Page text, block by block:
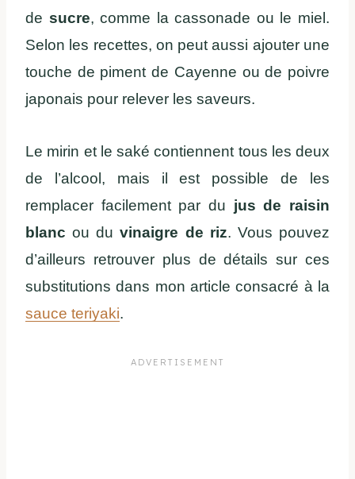
de sucre, comme la cassonade ou le miel.
Selon les recettes, on peut aussi ajouter une
touche de piment de Cayenne ou de poivre
japonais pour relever les saveurs.
Le mirin et le saké contiennent tous les deux
de l’alcool, mais il est possible de les
remplacer facilement par du jus de raisin
blanc ou duvinaigre de riz. Vous pouvez
d’ailleurs retrouver plus de détails sur ces
substitutions dans mon article consacré à la
sauce teriyaki.